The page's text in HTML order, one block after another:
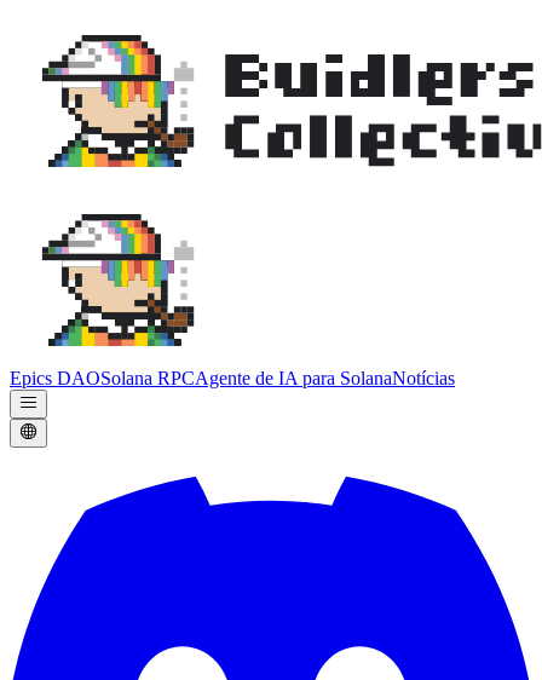
Epics DAOSolana RPCAgente de IA para SolanaNotícias